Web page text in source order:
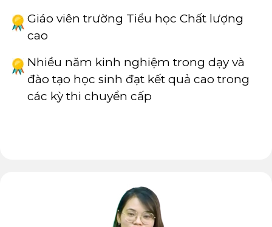
Giáo viên trường Tiểu học Chất lượng
cao
Nhiều năm kinh nghiệm trong dạy và
đào tạo học sinh đạt kết quả cao trong
các kỳ thi chuyển cấp